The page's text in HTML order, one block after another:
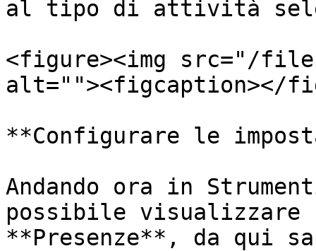
al tipo di attività
<figure><img src="/files/
alt=""><figcaption></
**Configurare le
Andando ora in
possibile visualizzare
**Presenze**, da qui